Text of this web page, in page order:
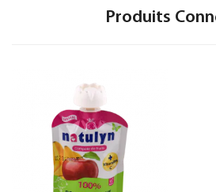
Produits